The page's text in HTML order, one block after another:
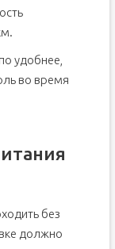
удобнее,
во время
без
должно